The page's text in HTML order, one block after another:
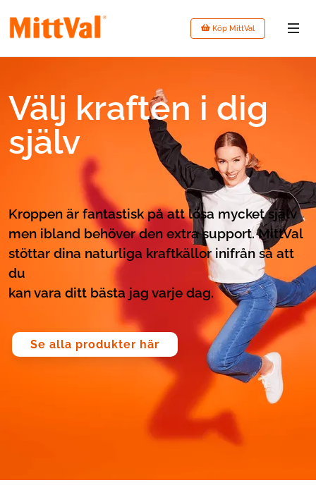
Köp MittVal
Välj kraften i dig
själv
Kroppen är fantastisk på att lösa mycket själv
men ibland behöver den extra support. MittVal
stöttar dina naturliga kraftkällor inifrån så att
du
kan vara ditt bästa jag varje dag.
Se alla produkter här